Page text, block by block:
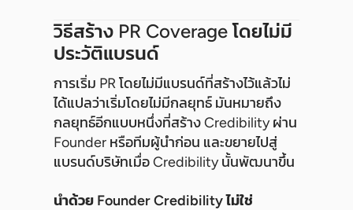
วิธีสร้าง PR Coverage โดยไม่มี
ประวัติแบรนด์
การเริ่ม PR โดยไม่มีแบรนด์ที่สร้างไว้แล้วไม่
ได้แปลว่าเริ่มโดยไม่มีกลยุทธ์ มันหมายถึง
กลยุทธ์อีกแบบหนึ่งที่สร้าง Credibility ผ่าน
Founder หรือทีมผู้นำก่อน และขยายไปสู่
แบรนด์บริษัทเมื่อ Credibility นั้นพัฒนาขึ้น
นำด้วย Founder Credibility ไม่ใช่